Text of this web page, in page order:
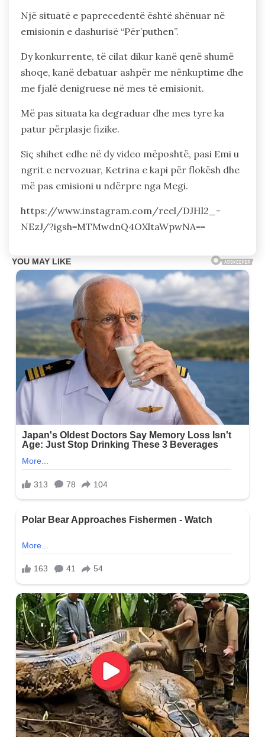
Një situatë e paprecedentë është shënuar në
emisionin e dashurisë “Për’puthen”.
Dy konkurrente, të cilat dikur kanë qenë shumë
shoqe, kanë debatuar ashpër me nënkuptime dhe
me fjalë denigruese në mes të emisionit.
Më pas situata ka degraduar dhe mes tyre ka
patur përplasje fizike.
Siç shihet edhe në dy video mëposhtë, pasi Emi u
ngrit e nervozuar, Ketrina e kapi për flokësh dhe
më pas emisioni u ndërpre nga Megi.
https://www.instagram.com/reel/DJHl2_-
NEzJ/?igsh=MTMwdnQ4OXltaWpwNA==